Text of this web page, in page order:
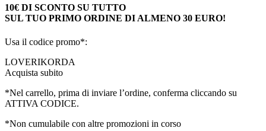
10€ DI SCONTO SU TUTTO
SUL TUO PRIMO ORDINE DI ALMENO 30 EURO!
Usa il codice promo*:
LOVERIKORDA
Acquista subito
*Nel carrello, prima di inviare l’ordine, conferma cliccando su
ATTIVA CODICE.
*Non cumulabile con altre promozioni in corso